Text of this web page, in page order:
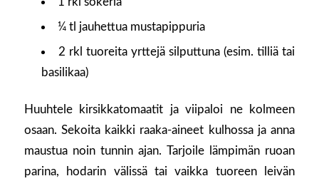
¼ tl jauhettua mustapippuria
2 rkl tuoreita yrttejä silputtuna (esim. tilliä tai
basilikaa)
Huuhtele kirsikkatomaatit ja viipaloi ne kolmeen
osaan. Sekoita kaikki raaka-aineet kulhossa ja anna
maustua noin tunnin ajan. Tarjoile lämpimän ruoan
parina, hodarin välissä tai vaikka tuoreen leivän